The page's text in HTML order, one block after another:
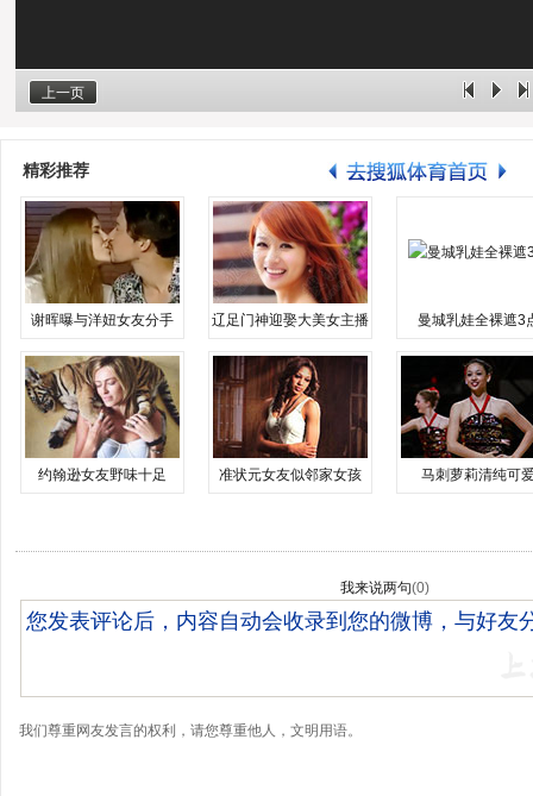
上一页
精彩推荐
谢晖曝与洋妞女友分手 辽足门神迎娶大美女主播 曼城乳娃全裸遮3
约翰逊女友野味十足 准状元女友似邻家女孩 马刺萝莉清纯可
我来说两句(0)
我们尊重网友发言的权利，请您尊重他人，文明用语。